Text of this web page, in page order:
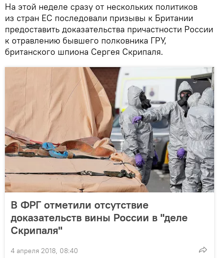
На этой неделе сразу от нескольких политиков
из стран ЕС последовали призывы к Британии
предоставить доказательства причастности России
к отравлению бывшего полковника ГРУ,
британского шпиона Сергея Скрипаля.
В ФРГ отметили отсутствие
доказательств вины России в "деле
Скрипаля"
4 апреля 2018, 08:40